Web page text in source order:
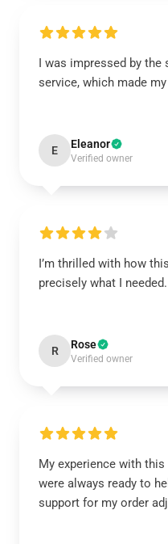
I was impressed by the
service, which made
E Eleanor
Verified owner
I’m thrilled with how
precisely what I needed.
R Rose
Verified owner
My experience with
were always ready to
support for my order